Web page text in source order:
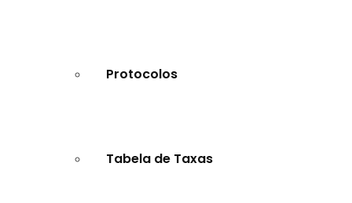
Protocolos
Tabela de Taxas